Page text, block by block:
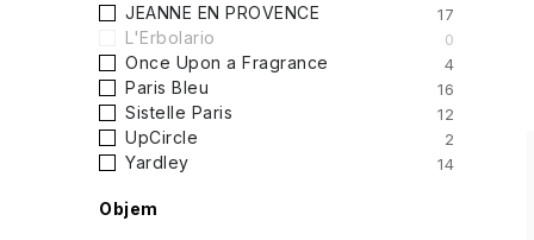
JEANNE EN PROVENCE 17
L'Erbolario 0
Once Upon a Fragrance 4
Paris Bleu 16
Sistelle Paris 12
UpCircle 2
Yardley 14
Objem